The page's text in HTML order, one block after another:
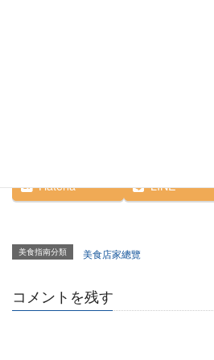
Hatena
LINE
美食指南分類 美食店家總覽
コメントを残す